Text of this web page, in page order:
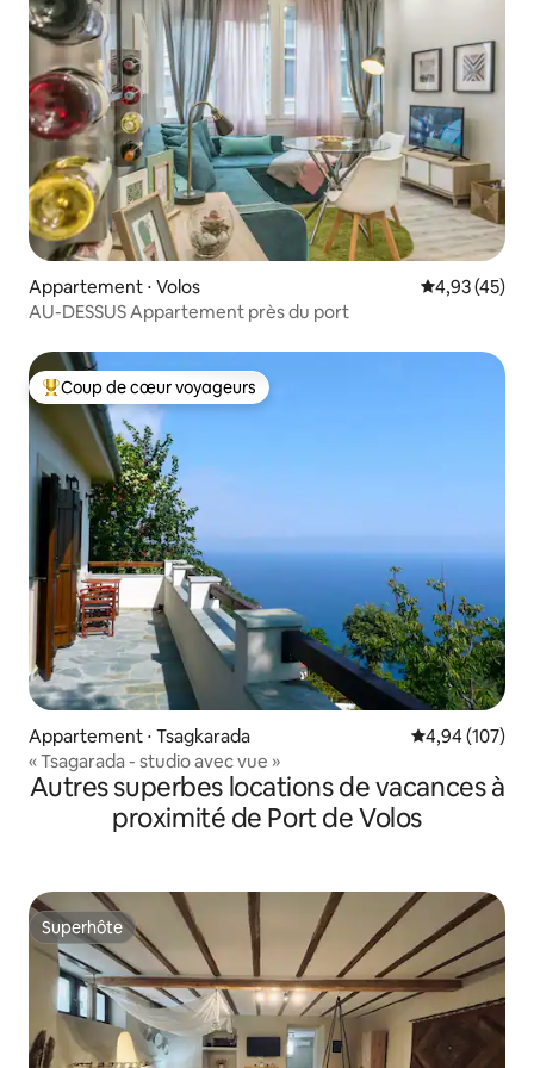
Appartement ⋅ Volos Évaluation
4,93 (45)
AU-DESSUS Appartement près du port
Coups de cœur voyageurs les plus appréciés
Coup de cœur voyageurs
Appartement ⋅ Tsagkarada Évaluation
4,94 (107)
« Tsagarada - studio avec vue »
Autres superbes locations de vacances à
proximité de Port de Volos
Superhôte
Superhôte